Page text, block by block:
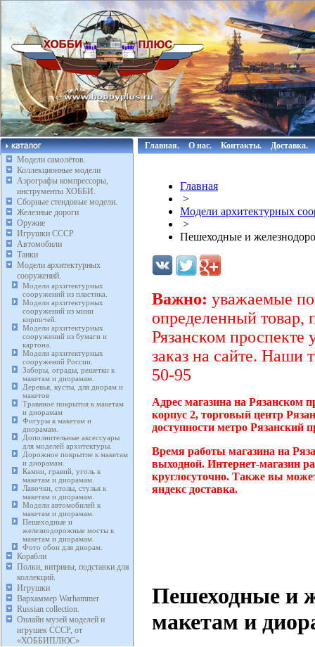
Модели самолётов.
Коллекционные модели
Аэрографы компрессоры,
инструменты ХОББИ.
Сборные стендовые модели.
Железные дороги
Оружие
Игрушки СССР
Автомобили
Танки
Модели архитектурных
сооружений.
Модели архитектурных
сооружений из пластика.
Модели архитектурных
сооружений из мини
кирпичей.
Модели архитектурных
сооружений из бумаги и
картона.
Модели архитектурных
сооружений России.
Заборы, ограды, решетки к
макетам и диорамам.
Деревья, кусты, для диорам и
макетов
Травяное покрытия к макетам
и диорамам
Фигуры к макетам и
диорамам.
Дополнительные аксессуары
для моделей архитектуры.
Дорожное покрытие к макетам
и диорамам.
Камни, гравий, уголь к
макетам и диорамам.
Лавочки, столы, стулья к
макетам и диорамам.
Модели автомобилей к
макетам и диорамам.
Пешеходные и
железнодорожные мосты к
макетам и диорамам.
Фото обои для диорам.
Корабли
Полки, витрины, подставки для
коллекций.
Игрушки
Вархаммер Warhammer
Russian collection.
Онлайн музей моделей и
игрушек СССР, от
«ХОББИПЛЮС»
Главная. О нас. Контакты. Доставка.
Главная
>
Модели архитектурных
>
Пешеходные и
Важно: уважаемые
определенный товар,
Рязанском проспекте
заказ на сайте. Наши
50-95
Адрес магазина на Рязанском
корпус 2, торговый центр
доступности метро Рязанский
Время работы магазина на
выходной. Интернет-магазин
круглосуточно. Также вы
яндекс доставка.
Пешеходные и
макетам и